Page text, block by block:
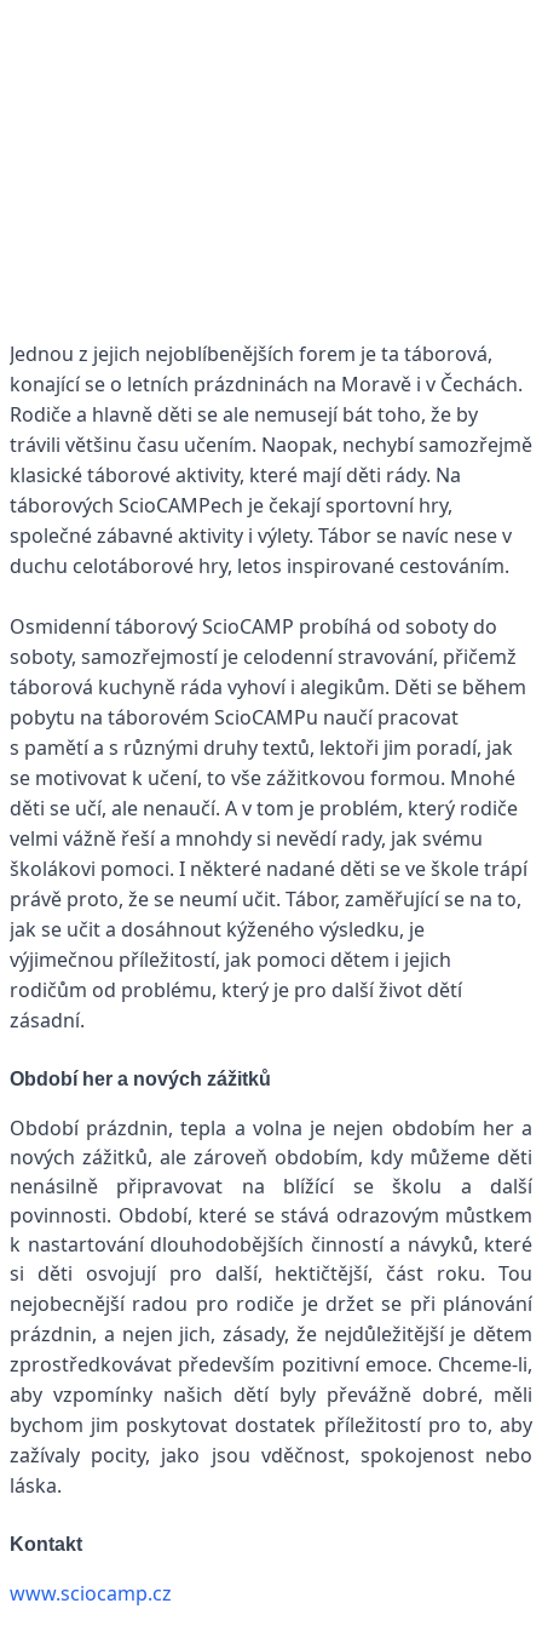
Jednou z jejich nejoblíbenějších forem je ta táborová,
konající se o letních prázdninách na Moravě i v Čechách.
Rodiče a hlavně děti se ale nemusejí bát toho, že by
trávili většinu času učením. Naopak, nechybí samozřejmě
klasické táborové aktivity, které mají děti rády. Na
táborových ScioCAMPech je čekají sportovní hry,
společné zábavné aktivity i výlety. Tábor se navíc nese v
duchu celotáborové hry, letos inspirované cestováním.
Osmidenní táborový ScioCAMP probíhá od soboty do
soboty, samozřejmostí je celodenní stravování, přičemž
táborová kuchyně ráda vyhoví i alegikům. Děti se během
pobytu na táborovém ScioCAMPu naučí pracovat
s pamětí a s různými druhy textů, lektoři jim poradí, jak
se motivovat k učení, to vše zážitkovou formou. Mnohé
děti se učí, ale nenaučí. A v tom je problém, který rodiče
velmi vážně řeší a mnohdy si nevědí rady, jak svému
školákovi pomoci. I některé nadané děti se ve škole trápí
právě proto, že se neumí učit. Tábor, zaměřující se na to,
jak se učit a dosáhnout kýženého výsledku, je
výjimečnou příležitostí, jak pomoci dětem i jejich
rodičům od problému, který je pro další život dětí
zásadní.
Období her a nových zážitků
Období prázdnin, tepla a volna je nejen obdobím her a
nových zážitků, ale zároveň obdobím, kdy můžeme děti
nenásilně připravovat na blížící se školu a další
povinnosti. Období, které se stává odrazovým můstkem
k nastartování dlouhodobějších činností a návyků, které
si děti osvojují pro další, hektičtější, část roku. Tou
nejobecnější radou pro rodiče je držet se při plánování
prázdnin, a nejen jich, zásady, že nejdůležitější je dětem
zprostředkovávat především pozitivní emoce. Chceme-li,
aby vzpomínky našich dětí byly převážně dobré, měli
bychom jim poskytovat dostatek příležitostí pro to, aby
zažívaly pocity, jako jsou vděčnost, spokojenost nebo
láska.
Kontakt
www.sciocamp.cz